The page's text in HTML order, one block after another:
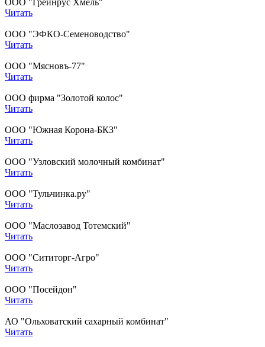
Читать
ООО "ЭФКО-Семеноводство"
Читать
ООО "Мясновъ-77"
Читать
ООО фирма "Золотой колос"
Читать
ООО "Южная Корона-БКЗ"
Читать
ООО "Узловский молочный комбинат"
Читать
ООО "Тульчинка.ру"
Читать
ООО "Маслозавод Тотемский"
Читать
ООО "Сититорг-Агро"
Читать
ООО "Посейдон"
Читать
АО "Ольховатский сахарный комбинат"
Читать